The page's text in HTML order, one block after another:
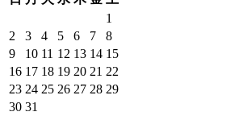
1
2
3 4 5 6 7
8
9
10 11 12 13 14 15
16 17 18 19 20 21 22
23 24 25 26 27 28 29
30 31